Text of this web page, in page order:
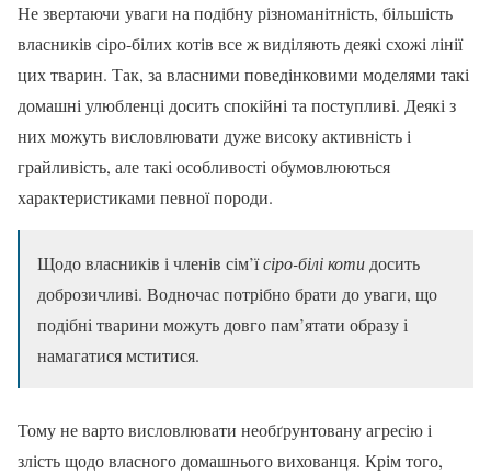
Не звертаючи уваги на подібну різноманітність, більшість
власників сіро-білих котів все ж виділяють деякі схожі лінії
цих тварин. Так, за власними поведінковими моделями такі
домашні улюбленці досить спокійні та поступливі. Деякі з
них можуть висловлювати дуже високу активність і
грайливість, але такі особливості обумовлюються
характеристиками певної породи.
Щодо власників і членів сім’їсіро-білі котидосить
доброзичливі. Водночас потрібно брати до уваги, що
подібні тварини можуть довго пам’ятати образу і
намагатися мститися.
Тому не варто висловлювати необґрунтовану агресію і
злість щодо власного домашнього вихованця. Крім того,